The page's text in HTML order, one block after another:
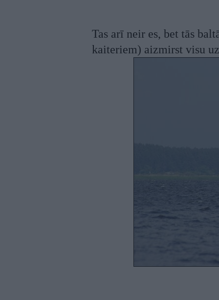
Tas arī neir es, bet tās
kaiteriem) aizmirst visu